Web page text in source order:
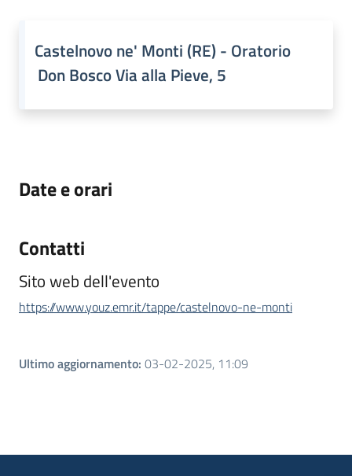
Castelnovo ne' Monti (RE) - Oratorio
Don Bosco Via alla Pieve, 5
Date e orari
Contatti
Sito web dell'evento
https://www.youz.emr.it/tappe/castelnovo-ne-monti
Ultimo aggiornamento: 03-02-2025, 11:09